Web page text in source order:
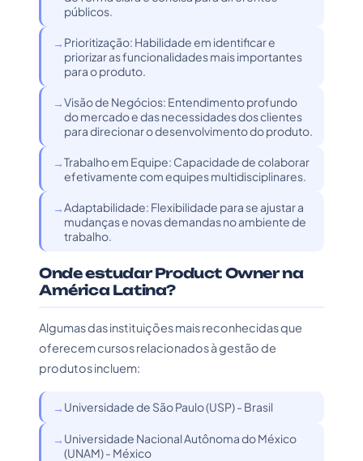
públicos.
Prioritização: Habilidade em identificar e
priorizar as funcionalidades mais importantes
para o produto.
Visão de Negócios: Entendimento profundo
do mercado e das necessidades dos clientes
para direcionar o desenvolvimento do produto.
Trabalho em Equipe: Capacidade de colaborar
efetivamente com equipes multidisciplinares.
Adaptabilidade: Flexibilidade para se ajustar a
mudanças e novas demandas no ambiente de
trabalho.
Onde estudar Product Owner na
América Latina?
Algumas das instituições mais reconhecidas que
oferecem cursos relacionados à gestão de
produtos incluem:
Universidade de São Paulo (USP) - Brasil
Universidade Nacional Autônoma do México
(UNAM) - México